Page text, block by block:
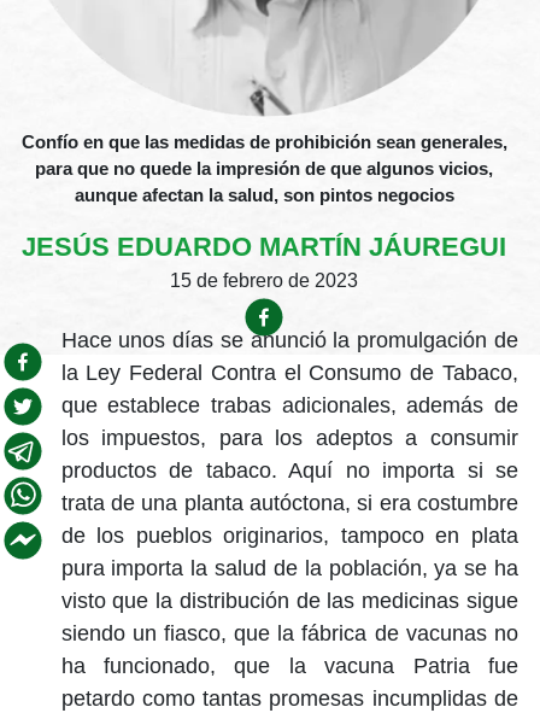
Confío en que las medidas de prohibición sean generales,
para que no quede la impresión de que algunos vicios,
aunque afectan la salud, son pintos negocios
JESÚS EDUARDO MARTÍN JÁUREGUI
15 de febrero de 2023
Hace unos días se anunció la promulgación de
la Ley Federal Contra el Consumo de Tabaco,
que establece trabas adicionales, además de
los impuestos, para los adeptos a consumir
productos de tabaco. Aquí no importa si se
trata de una planta autóctona, si era costumbre
de los pueblos originarios, tampoco en plata
pura importa la salud de la población, ya se ha
visto que la distribución de las medicinas sigue
siendo un fiasco, que la fábrica de vacunas no
ha funcionado, que la vacuna Patria fue
petardo como tantas promesas incumplidas de